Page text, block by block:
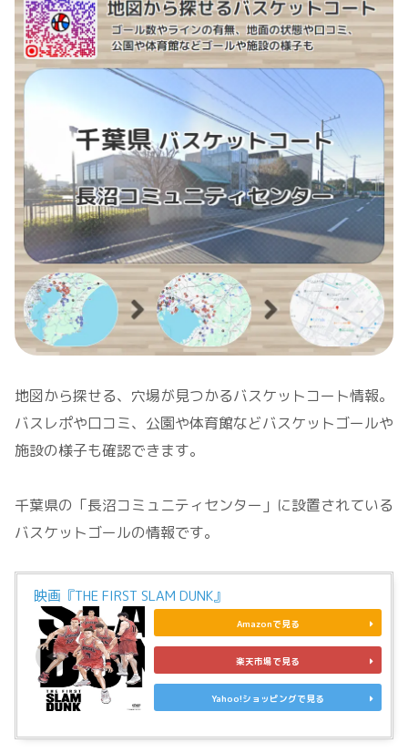
地図から探せる、穴場が見つかるバスケットコート情報。
バスレポや口コミ、公園や体育館などバスケットゴールや
施設の様子も確認できます。
千葉県の「長沼コミュニティセンター」に設置されている
バスケットゴールの情報です。
映画『THE FIRST SLAM DUNK』
Amazonで見る
楽天市場で見る
Yahoo!ショッピングで見る